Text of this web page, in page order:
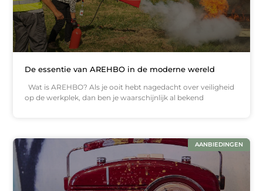
De essentie van AREHBO in de moderne wereld
Wat is AREHBO? Als je ooit hebt nagedacht over veiligheid
op de werkplek, dan ben je waarschijnlijk al bekend
AANBIEDINGEN